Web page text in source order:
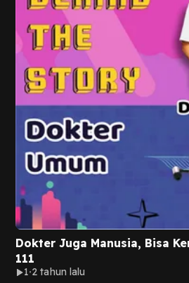
Dokter Juga Manusia, Bisa
111
1 2 tahun lalu